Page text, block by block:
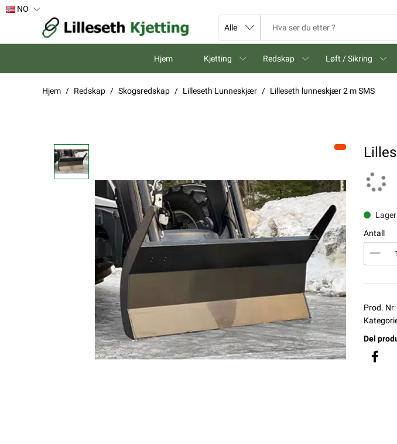
NO
Hjem Kjetting Redskap Løft / Sikring
Hjem Redskap Skogsredskap Lilleseth Lunneskjær Lilleseth lunneskjær 2 m SMS
Antall
Prod. Nr:
Del